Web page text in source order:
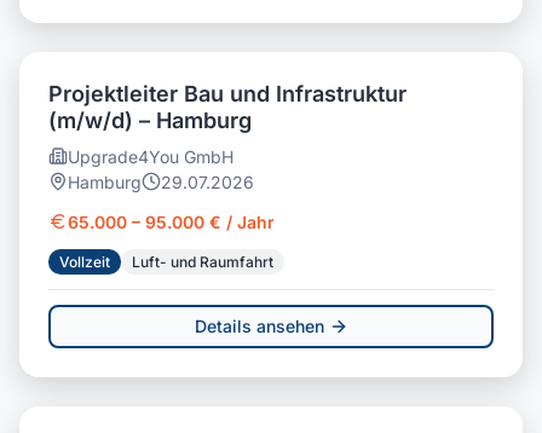
Projektleiter Bau und Infrastruktur
(m/w/d) – Hamburg
Upgrade4You GmbH
Hamburg
29.07.2026
65.000 – 95.000 € / Jahr
Vollzeit Luft- und Raumfahrt
Details ansehen